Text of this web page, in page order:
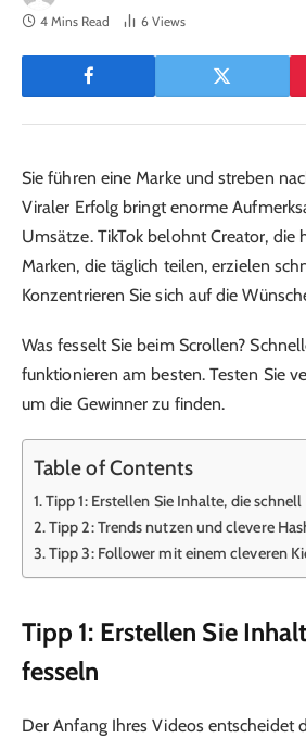
4 Mins Read
6 Views
Sie führen eine Marke und streben
Viraler Erfolg bringt enorme
Umsätze. TikTok belohnt Creator, die
Marken, die täglich teilen, erzielen
Konzentrieren Sie sich auf die
Was fesselt Sie beim Scrollen?
funktionieren am besten. Testen Sie
um die Gewinner zu finden.
Table of Contents
Tipp 1: Erstellen Sie Inhalte, die
Tipp 2: Trends nutzen und clevere
Tipp 3: Follower mit einem cleveren
Tipp 1: Erstellen Sie
fesseln
Der Anfang Ihres Videos entscheidet